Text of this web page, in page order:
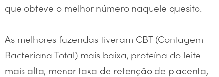
que obteve o melhor número naquele quesito.
As melhores fazendas tiveram CBT (Contagem
Bacteriana Total) mais baixa, proteína do leite
mais alta, menor taxa de retenção de placenta,